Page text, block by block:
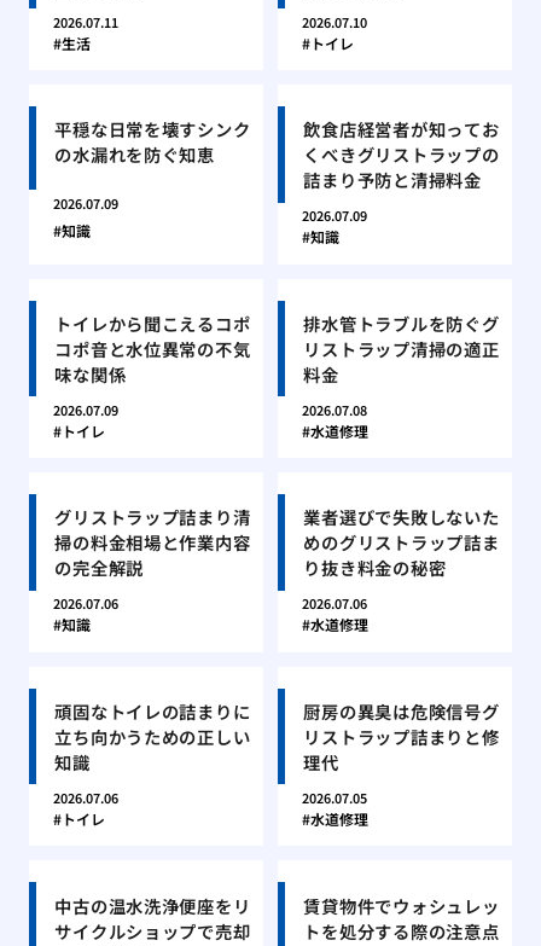
2026.07.11
生活
2026.07.10
トイレ
平穏な日常を壊すシンク
の水漏れを防ぐ知恵
2026.07.09
知識
飲食店経営者が知ってお
くべきグリストラップの
詰まり予防と清掃料金
2026.07.09
知識
トイレから聞こえるコポ
コポ音と水位異常の不気
味な関係
2026.07.09
トイレ
排水管トラブルを防ぐグ
リストラップ清掃の適正
料金
2026.07.08
水道修理
グリストラップ詰まり清
掃の料金相場と作業内容
の完全解説
2026.07.06
知識
業者選びで失敗しないた
めのグリストラップ詰ま
り抜き料金の秘密
2026.07.06
水道修理
頑固なトイレの詰まりに
立ち向かうための正しい
知識
2026.07.06
トイレ
厨房の異臭は危険信号グ
リストラップ詰まりと修
理代
2026.07.05
水道修理
中古の温水洗浄便座をリ
サイクルショップで売却
賃貸物件でウォシュレッ
トを処分する際の注意点